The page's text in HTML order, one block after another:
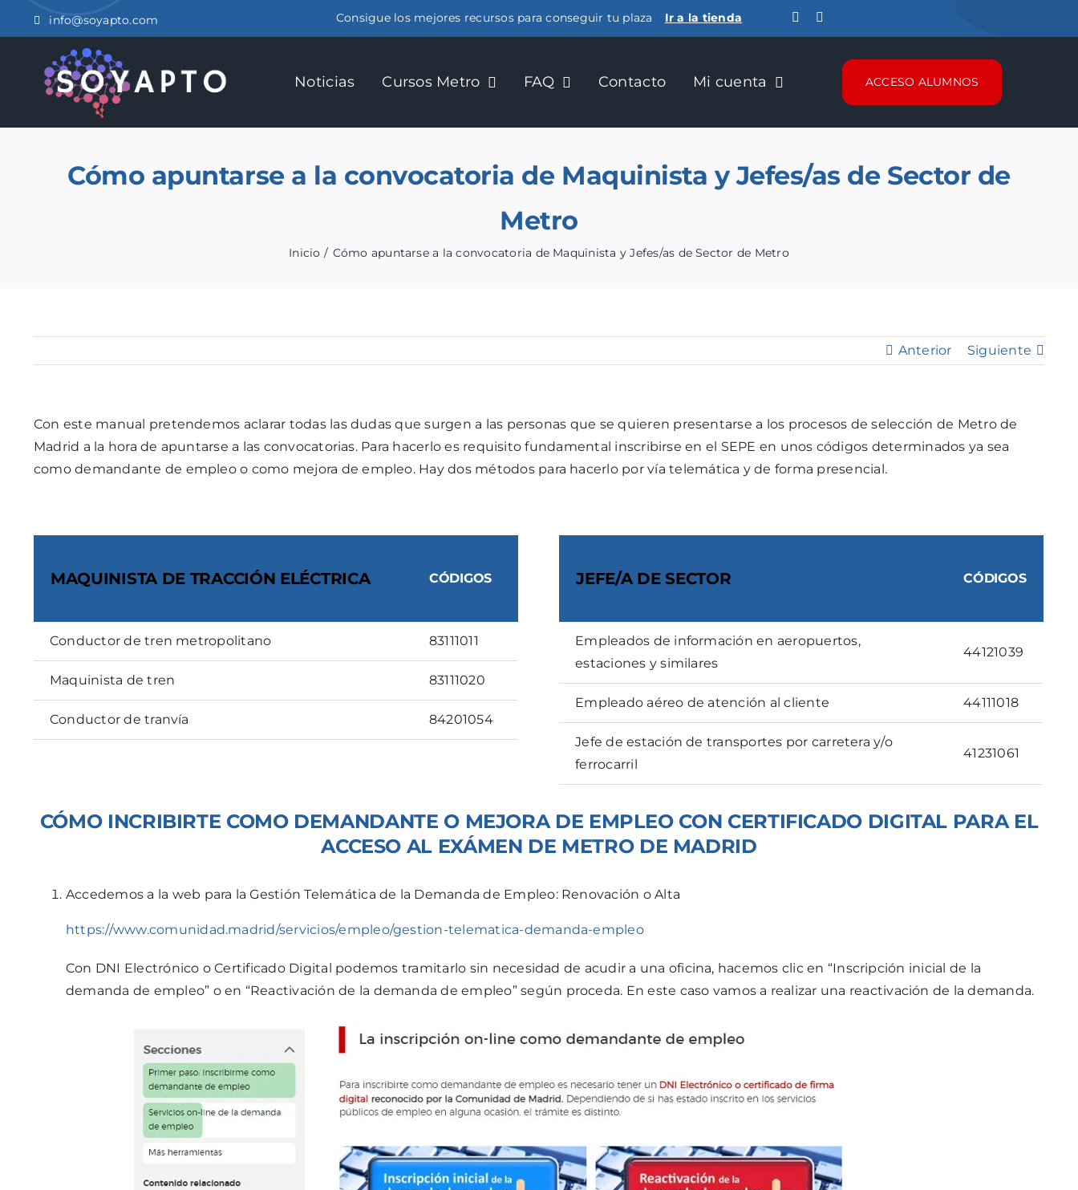
contenido
info@soyapto.com Consigue los mejores recursos para conseguir tu plaza Ir a la tienda
Noticias Cursos Metro FAQ Contacto Mi cuenta ACCESO ALUMNOS
Cómo apuntarse a la convocatoria de Maquinista y Jefes/as de Sector de
Metro
Inicio Cómo apuntarse a la convocatoria de Maquinista y Jefes/as de Sector de Metro
Anterior Siguiente
Con este manual pretendemos aclarar todas las dudas que surgen a las personas que se quieren presentarse a los procesos de selección de Metro de
Madrid a la hora de apuntarse a las convocatorias. Para hacerlo es requisito fundamental inscribirse en el SEPE en unos códigos determinados ya sea
como demandante de empleo o como mejora de empleo. Hay dos métodos para hacerlo por vía telemática y de forma presencial.
MAQUINISTA DE TRACCIÓN ELÉCTRICA CÓDIGOS
Conductor de tren metropolitano 83111011
Maquinista de tren 83111020
Conductor de tranvía 84201054
JEFE/A DE SECTOR CÓDIGOS
Empleados de información en aeropuertos,
estaciones y similares
44121039
Empleado aéreo de atención al cliente 44111018
Jefe de estación de transportes por carretera y/o
ferrocarril
41231061
CÓMO INCRIBIRTE COMO DEMANDANTE O MEJORA DE EMPLEO CON CERTIFICADO DIGITAL PARA EL
ACCESO AL EXÁMEN DE METRO DE MADRID
Accedemos a la web para la Gestión Telemática de la Demanda de Empleo: Renovación o Alta
https://www.comunidad.madrid/servicios/empleo/gestion-telematica-demanda-empleo
Con DNI Electrónico o Certificado Digital podemos tramitarlo sin necesidad de acudir a una oficina, hacemos clic en “Inscripción inicial de la
demanda de empleo” o en “Reactivación de la demanda de empleo” según proceda. En este caso vamos a realizar una reactivación de la demanda.